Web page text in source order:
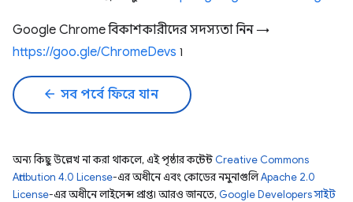
Google Chrome বিকাশকারীদের সদস্যতা নিন →
https://goo.gle/ChromeDevs ৷
arrow_back সব পর্বে ফিরে যান
অন্য কিছু উল্লেখ না করা থাকলে, এই পৃষ্ঠার কন্টেন্ট Creative Commons
Attribution 4.0 License-এর অধীনে এবং কোডের নমুনাগুলিApache 2.0
License-এর অধীনে লাইসেন্স প্রাপ্ত। আরও জানতে, Google Developers সাইট